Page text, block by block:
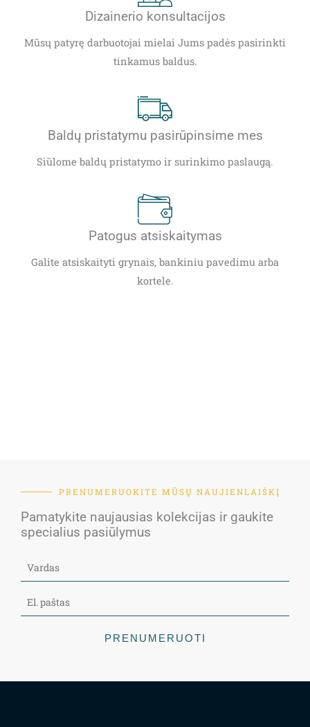
Dizainerio konsultacijos
Mūsų patyrę darbuotojai mielai Jums padės pasirinkti
tinkamus baldus.
Baldų pristatymu pasirūpinsime mes
Siūlome baldų pristatymo ir surinkimo paslaugą.
Patogus atsiskaitymas
Galite atsiskaityti grynais, bankiniu pavedimu arba
kortele.
PRENUMERUOKITE MŪSŲ NAUJIENLAIŠKĮ
Pamatykite naujausias kolekcijas ir gaukite
specialius pasiūlymus
PRENUMERUOTI